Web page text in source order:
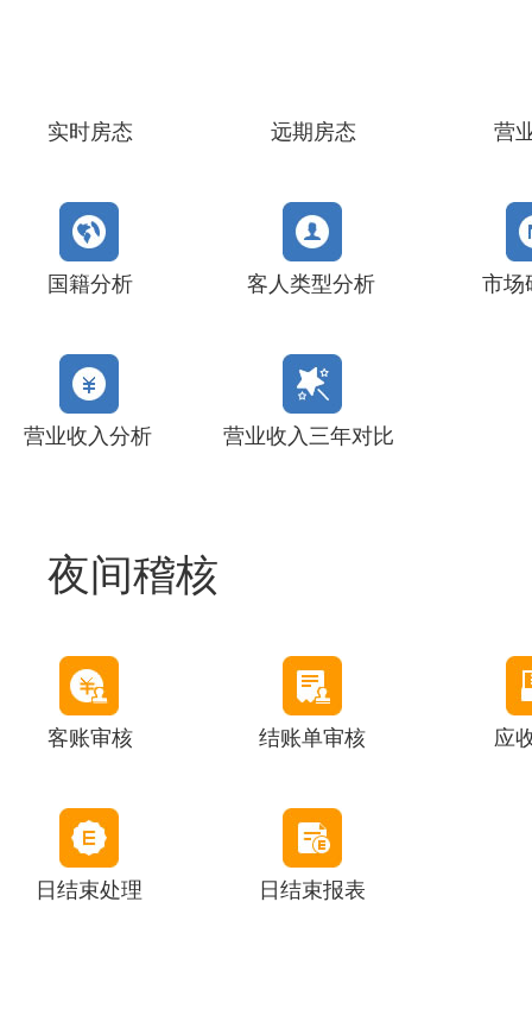
实时房态 远期房态 营
国籍分析 客人类型分析 市场
营业收入分析 营业收入三年对比
夜间稽核
客账审核 结账单审核 应
日结束处理 日结束报表